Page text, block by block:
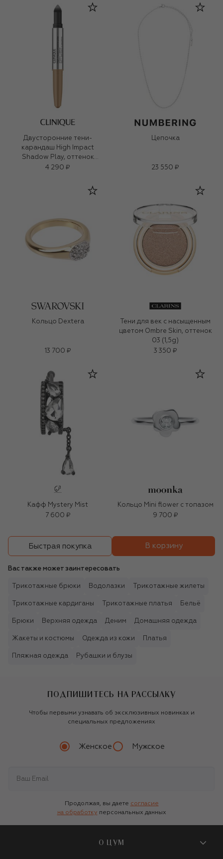
Двусторонние тени-
карандаш High Impact
Shadow Play, оттенок
Champagne/Caviar (1.9g)
4 290 ₽
Цепочка
23 550 ₽
Кольцо Dextera
13 700 ₽
Тени для век с насыщенным
цветом Ombre Skin, оттенок
03 (1,5g)
3 350 ₽
Кафф Mystery Mist
7 600 ₽
Кольцо Mini flower с топазом
9 700 ₽
Быстрая покупка В корзину
Вас также может заинтересовать
Трикотажные брюки Водолазки Трикотажные жилеты
Трикотажные кардиганы Трикотажные платья Бельё
Брюки Верхняя одежда Деним Домашняя одежда
Жакеты и костюмы Одежда из кожи Платья
Пляжная одежда Рубашки и блузы
ПОДПИШИТЕСЬ НА РАССЫЛКУ
Чтобы первыми узнавать об эксклюзивных новинках и
специальных предложениях
Женское Мужское
Продолжая, вы даете согласие
на обработку персональных данных
О ЦУМ